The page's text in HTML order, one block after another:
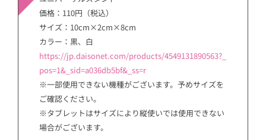
価格：110円（税込）
サイズ：10cm×2cm×8cm
カラー：黒、白
https://jp.daisonet.com/products/4549131890563?_
pos=1&_sid=a036db5bf&_ss=r
※一部使用できない機種がございます。予めサイズを
ご確認ください。
※タブレットはサイズにより縦使いでは使用できない
場合がございます。